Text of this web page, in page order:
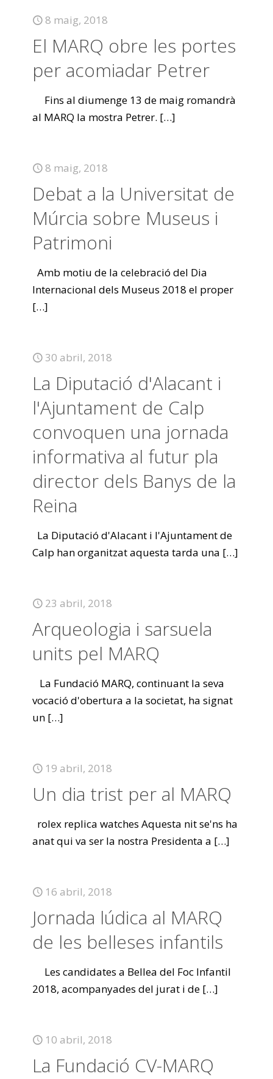
8 maig, 2018
El MARQ obre les portes
per acomiadar Petrer
Fins al diumenge 13 de maig romandrà
al MARQ la mostra Petrer. […]
8 maig, 2018
Debat a la Universitat de
Múrcia sobre Museus i
Patrimoni
Amb motiu de la celebració del Dia
Internacional dels Museus 2018 el proper
[…]
30 abril, 2018
La Diputació d'Alacant i
l'Ajuntament de Calp
convoquen una jornada
informativa al futur pla
director dels Banys de la
Reina
La Diputació d'Alacant i l'Ajuntament de
Calp han organitzat aquesta tarda una […]
23 abril, 2018
Arqueologia i sarsuela
units pel MARQ
La Fundació MARQ, continuant la seva
vocació d'obertura a la societat, ha signat
un […]
19 abril, 2018
Un dia trist per al MARQ
rolex replica watches Aquesta nit se'ns ha
anat qui va ser la nostra Presidenta a […]
16 abril, 2018
Jornada lúdica al MARQ
de les belleses infantils
Les candidates a Bellea del Foc Infantil
2018, acompanyades del jurat i de […]
10 abril, 2018
La Fundació CV-MARQ